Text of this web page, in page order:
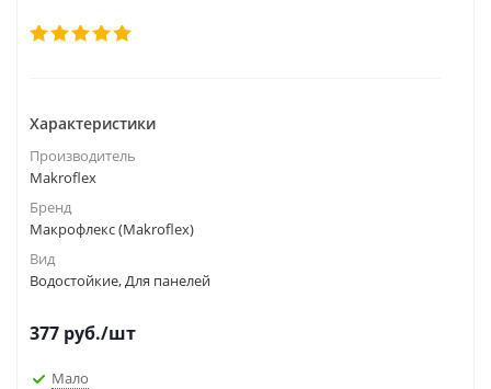
Характеристики
Производитель
Makroflex
Бренд
Макрофлекс (Makroflex)
Вид
Водостойкие, Для панелей
377 руб./шт
Мало